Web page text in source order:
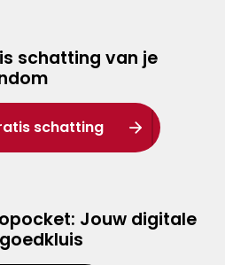
schatting van je
schatting
Jouw digitale